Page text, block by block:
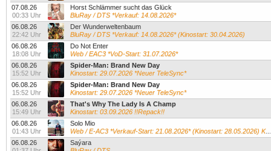
07.08.26
00:33 Uhr
Horst Schlämmer sucht das Glück
BluRay / DTS *Verkauf: 14.08.2026*
06.08.26
22:42 Uhr
Der Wunderweltenbaum
BluRay / DTS *Verkauf: 14.08.2026* (Kinostart: 30.04.2026)
06.08.26
18:08 Uhr
Do Not Enter
Web / EAC3 *VoD-Start: 31.07.2026*
06.08.26
15:52 Uhr
Spider-Man: Brand New Day
Kinostart: 29.07.2026 *Neuer TeleSync*
06.08.26
15:52 Uhr
Spider-Man: Brand New Day
Kinostart: 29.07.2026 *Neuer TeleSync*
06.08.26
15:49 Uhr
That's Why The Lady Is A Champ
Kinostart: 03.09.2026 !!Repack!!
06.08.26
01:43 Uhr
Solo Mio
Web / E-AC3 *Verkauf-Start: 21.08.2026* (Kinostart: 28.05.2026) Kevin James...
06.08.26
Saýara